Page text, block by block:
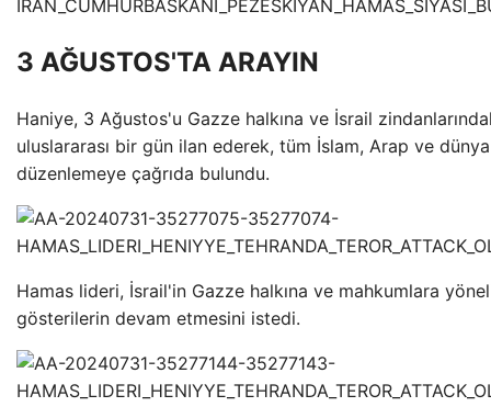
3 AĞUSTOS'TA ARAYIN
Haniye, 3 Ağustos'u Gazze halkına ve İsrail
uluslararası bir gün ilan ederek, tüm İslam, Arap ve
düzenlemeye çağrıda bulundu.
Hamas lideri, İsrail'in Gazze halkına ve mahkumlara
gösterilerin devam etmesini istedi.